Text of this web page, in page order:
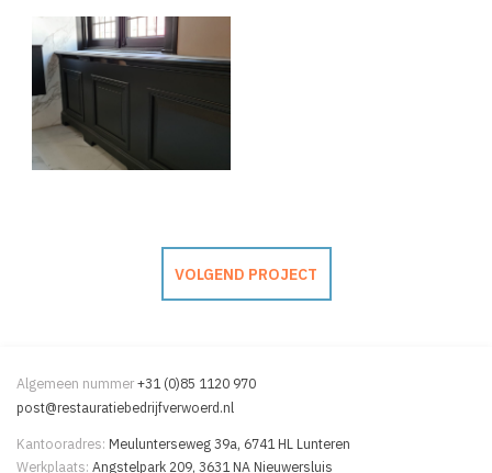
VOLGEND PROJECT
Algemeen nummer+31 (0)85 1120 970
post@restauratiebedrijfverwoerd.nl
Kantooradres: Meulunterseweg 39a, 6741 HL Lunteren
Werkplaats: Angstelpark 209, 3631 NA Nieuwersluis